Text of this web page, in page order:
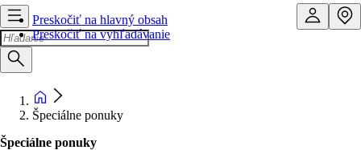
Preskočiť na hlavný obsah
Preskočiť na vyhľadávanie
Špeciálne ponuky
Špeciálne ponuky